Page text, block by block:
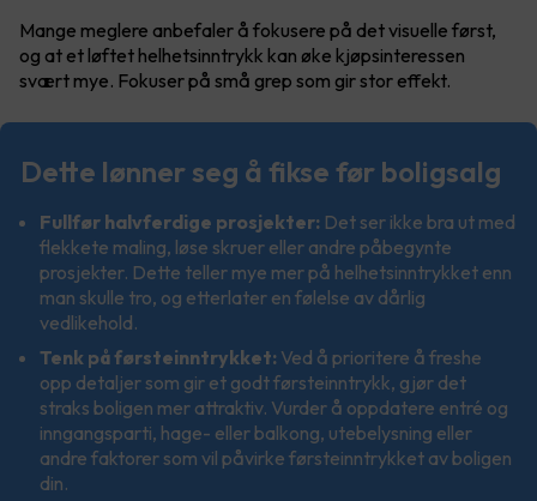
Mange meglere anbefaler å fokusere på det visuelle først,
og at et løftet helhetsinntrykk kan øke kjøpsinteressen
svært mye. Fokuser på små grep som gir stor effekt.
Dette lønner seg å fikse før boligsalg
Fullfør halvferdige prosjekter: Det ser ikke bra ut med
flekkete maling, løse skruer eller andre påbegynte
prosjekter. Dette teller mye mer på helhetsinntrykket enn
man skulle tro, og etterlater en følelse av dårlig
vedlikehold.
Tenk på førsteinntrykket: Ved å prioritere å freshe
opp detaljer som gir et godt førsteinntrykk, gjør det
straks boligen mer attraktiv. Vurder å oppdatere entré og
inngangsparti, hage- eller balkong, utebelysning eller
andre faktorer som vil påvirke førsteinntrykket av boligen
din.